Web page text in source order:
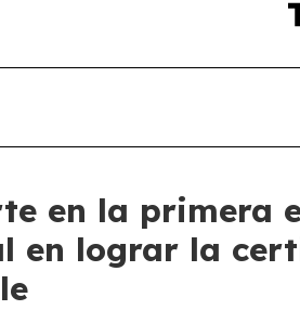
en la primera
en lograr la